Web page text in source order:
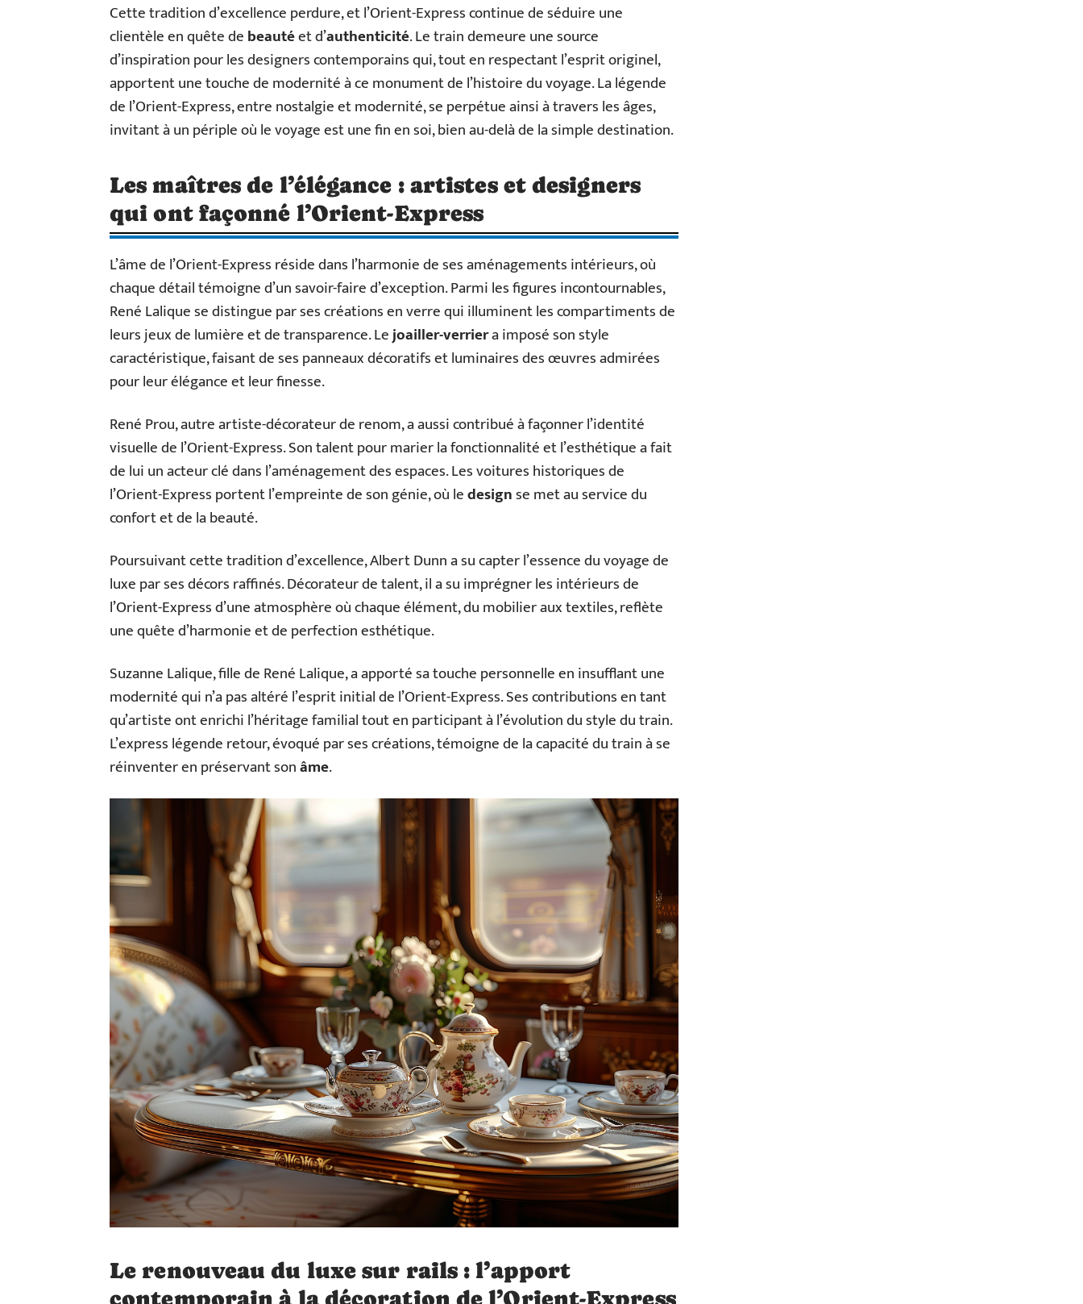
Cette tradition d’excellence perdure, et l’Orient-Express continue de séduire une
clientèle en quête debeautéet d’authenticité. Le train demeure une source
d’inspiration pour les designers contemporains qui, tout en respectant l’esprit originel,
apportent une touche de modernité à ce monument de l’histoire du voyage. La légende
de l’Orient-Express, entre nostalgie et modernité, se perpétue ainsi à travers les âges,
invitant à un périple où le voyage est une fin en soi, bien au-delà de la simple destination.
Les maîtres de l’élégance : artistes et designers
qui ont façonné l’Orient-Express
L’âme de l’Orient-Express réside dans l’harmonie de ses aménagements intérieurs, où
chaque détail témoigne d’un savoir-faire d’exception. Parmi les figures incontournables,
René Lalique se distingue par ses créations en verre qui illuminent les compartiments de
leurs jeux de lumière et de transparence. Lejoailler-verriera imposé son style
caractéristique, faisant de ses panneaux décoratifs et luminaires des œuvres admirées
pour leur élégance et leur finesse.
René Prou, autre artiste-décorateur de renom, a aussi contribué à façonner l’identité
visuelle de l’Orient-Express. Son talent pour marier la fonctionnalité et l’esthétique a fait
de lui un acteur clé dans l’aménagement des espaces. Les voitures historiques de
l’Orient-Express portent l’empreinte de son génie, où ledesignse met au service du
confort et de la beauté.
Poursuivant cette tradition d’excellence, Albert Dunn a su capter l’essence du voyage de
luxe par ses décors raffinés. Décorateur de talent, il a su imprégner les intérieurs de
l’Orient-Express d’une atmosphère où chaque élément, du mobilier aux textiles, reflète
une quête d’harmonie et de perfection esthétique.
Suzanne Lalique, fille de René Lalique, a apporté sa touche personnelle en insufflant une
modernité qui n’a pas altéré l’esprit initial de l’Orient-Express. Ses contributions en tant
qu’artiste ont enrichi l’héritage familial tout en participant à l’évolution du style du train.
L’express légende retour, évoqué par ses créations, témoigne de la capacité du train à se
réinventer en préservant sonâme.
Le renouveau du luxe sur rails : l’apport
contemporain à la décoration de l’Orient-Express